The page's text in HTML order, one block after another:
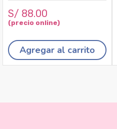
S/ 88.00
Agregar al carrito